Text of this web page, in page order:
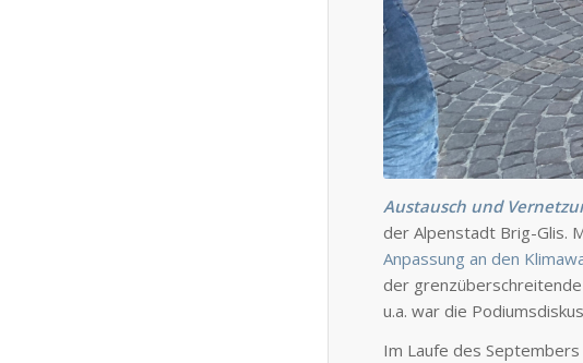
Austausch und
der Alpenstadt Brig-Glis.
Anpassung an den
der
u.a. war die
Im Laufe des